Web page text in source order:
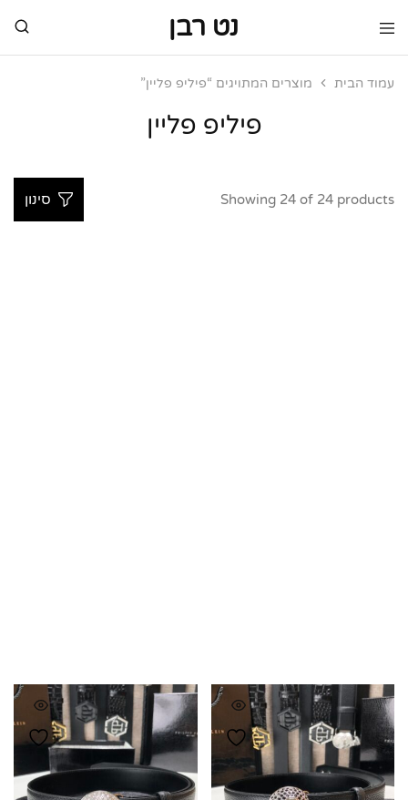
נט רבן
נט
מותגי
מותגי
עמוד הבית מוצרים המתויגים “פיליפ פליין”
פיליפ פליין
Showing 24 of 24 products